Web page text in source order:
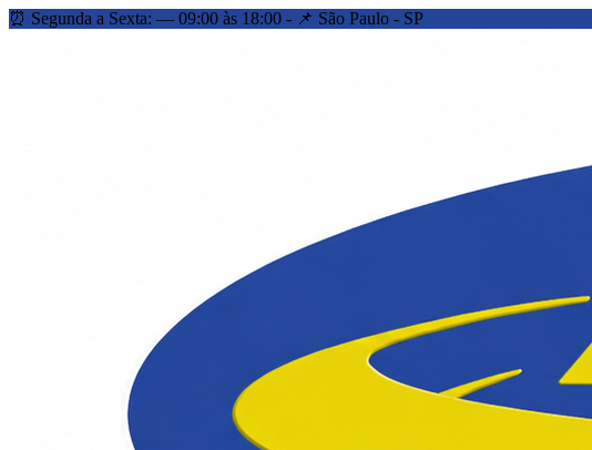
⏰ Segunda a Sexta: — 09:00 às 18:00 - 📌 São Paulo - SP